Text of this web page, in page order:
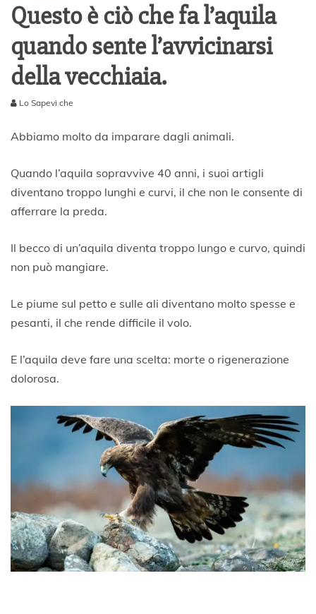
Questo è ciò che fa l’aquila
quando sente l’avvicinarsi
della vecchiaia.
7
u
o
0
0
Lo Sapevi che
Abbiamo molto da imparare dagli animali.
Quando l’aquila sopravvive 40 anni, i suoi artigli
diventano troppo lunghi e curvi, il che non le consente di
afferrare la preda.
Il becco di un’aquila diventa troppo lungo e curvo, quindi
non può mangiare.
Le piume sul petto e sulle ali diventano molto spesse e
pesanti, il che rende difficile il volo.
E l’aquila deve fare una scelta: morte o rigenerazione
dolorosa.